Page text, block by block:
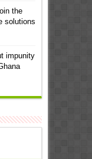
the
solutions
impunity